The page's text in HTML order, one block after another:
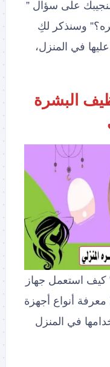
على سؤال ”
وسنذكر لكِ
في المنزل،
البشرة
كيف استعمل جهاز
أنواع أجهزة
في المنزل